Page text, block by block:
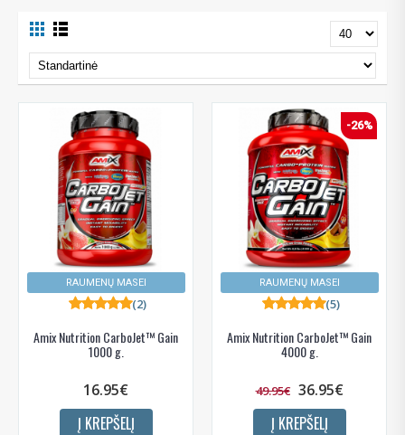
RAUMENŲ MASEI
Amix Nutrition CarboJet™ Gain
1000 g.
(2)
16.95€
Į KREPŠELĮ
RAUMENŲ MASEI
-26%
Amix Nutrition CarboJet™ Gain
4000 g.
(5)
49.95€ 36.95€
Į KREPŠELĮ